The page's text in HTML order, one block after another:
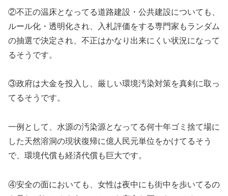
②不正の温床となってる道路建設・公共建設についても、
ルール化・透明化され、入札評価をする専門家もランダム
の抽選で決定され、不正はかなり出来にくい状況になって
るそうです。
③政府は大金を投入し、厳しい環境汚染対策を真剣に取っ
てるそうです。
一例として、水源の汚染源となってる何十年ゴミ捨て場に
した天然溶洞の現状復帰に億人民元単位をかけてるそう
で、環境代償も経済代償も巨大です。
④安全の面においても、女性は夜中にも街中を歩いてるの